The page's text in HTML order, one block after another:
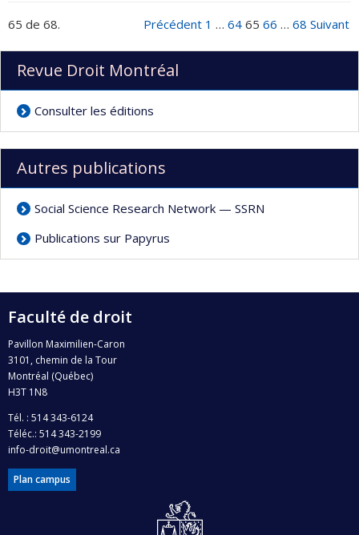
65 de 68. Précédent 1 … 64 65 66 … 68 Suivant
Revue Droit Montréal
Consulter les éditions
Autres publications
Social Science Research Network — SSRN
Publications sur Papyrus
Faculté de droit
Pavillon Maximilien-Caron
3101, chemin de la Tour
Montréal (Québec)
H3T 1N8
Tél. : 514 343-6124
Téléc.: 514 343-2199
info-droit@umontreal.ca
Plan campus